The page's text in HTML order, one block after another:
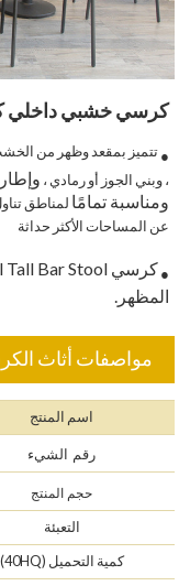
كرسي خشبي داخلي كلاسيكي -
● تتميز بمقعد وظهر من
، وبني الجوز أو رمادي ،
ومناسبة تمامًا لمناطق
عن المساحات الأكثر حداثة
●
المظهر.
مواصفات أثاث
اسم المنتج
رقم الشيء
حجم المنتج
التعبئة
كمية التحميل (40HQ)